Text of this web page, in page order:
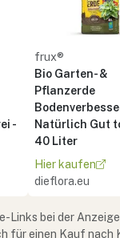
-
frux®
Bio Garten- &
Pflanzerde
Natürlich Gut
40 Liter
Hier kaufen
dieflora.eu
Links bei der
für einen Kauf nach